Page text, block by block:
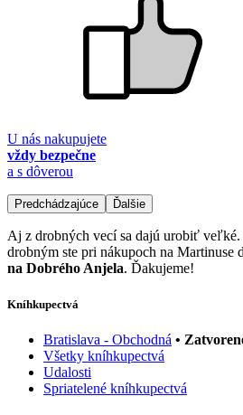
U nás nakupujete
vždy bezpečne
a s dôverou
Predchádzajúce Ďalšie
Aj z drobných vecí sa dajú urobiť
drobným ste pri nákupoch na Martinuse
na Dobrého Anjela. Ďakujeme!
Kníhkupectvá
Bratislava - Obchodná •
Všetky kníhkupectvá
Udalosti
Spriatelené kníhkupectvá